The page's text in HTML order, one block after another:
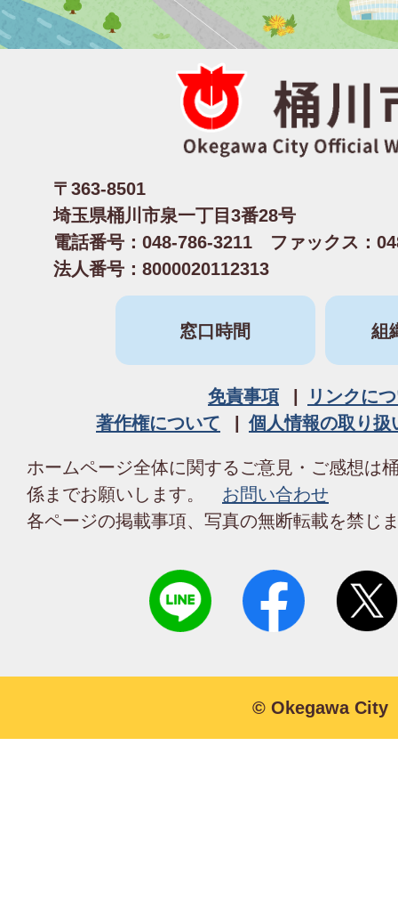
〒363-8501
埼玉県桶川市泉一丁目3番28号
電話番号：048-786-3211 ファックス：
法人番号：8000020112313
窓口時間 組
免責事項
リンクに
著作権について
個人情報の取り扱
ホームページ全体に関するご意見・ご感想は
係までお願いします。 お問い合わせ
各ページの掲載事項、写真の無断転載を禁じ
© Okegawa City